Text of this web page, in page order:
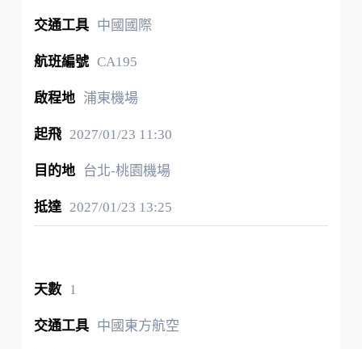
中國國際
CA195
浦東機場
2027/01/23 11:30
台北-桃園機場
2027/01/23 13:25
1
中國東方航空